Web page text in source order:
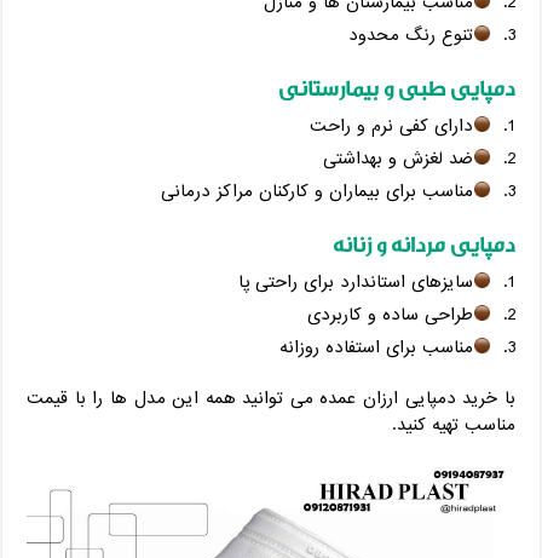
تنوع رنگ محدود
دمپایی طبی و بیمارستانی
دارای کفی نرم و راحت
ضد لغزش و بهداشتی
مناسب برای بیماران و کارکنان مراکز درمانی
دمپایی مردانه و زنانه
سایزهای استاندارد برای راحتی پا
طراحی ساده و کاربردی
مناسب برای استفاده روزانه
با خرید دمپایی ارزان عمده می‌ توانید همه این مدل ‌ها را با قیمت
مناسب تهیه کنید.